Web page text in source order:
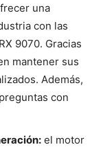
una
con las
9070. Gracias
mantener sus
Además,
con
el motor